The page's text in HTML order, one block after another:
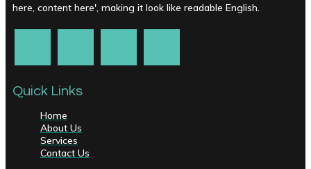
here, content here', making it look like readable English.
Quick Links
Home
About Us
Services
Contact Us